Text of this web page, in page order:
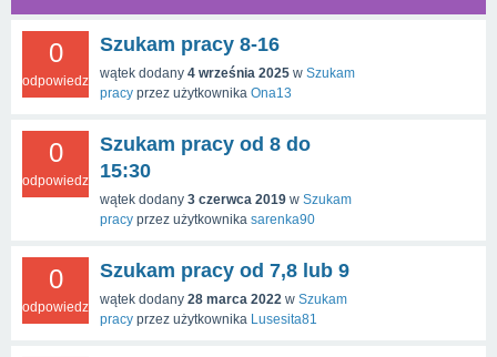
0
odpowiedzi
Szukam pracy 8-16
wątek dodany 4 września 2025 w Szukam
pracy przez użytkownika Ona13
0
odpowiedzi
Szukam pracy od 8 do
15:30
wątek dodany 3 czerwca 2019 w Szukam
pracy przez użytkownika sarenka90
0
odpowiedzi
Szukam pracy od 7,8 lub 9
wątek dodany 28 marca 2022 w Szukam
pracy przez użytkownika Lusesita81